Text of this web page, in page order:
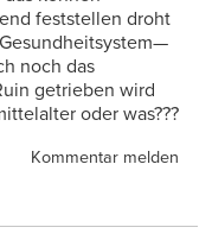
feststellen droht
noch das
getrieben wird
oder was???
Kommentar melden